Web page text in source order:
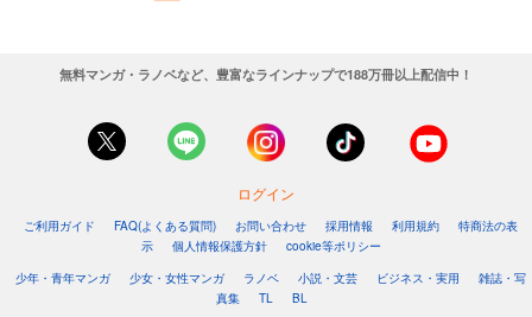
無料マンガ・ラノベなど、豊富なラインナップで188万冊以上配信中！
ログイン
ご利用ガイド FAQ(よくある質問) お問い合わせ 採用情報 利用規約
特商法の表
示
個人情報保護方針
cookie等ポリシー
少年・青年マンガ
少女・女性マンガ ラノベ 小説・文芸 ビジネス・実用
雑誌・写
真集
TL BL